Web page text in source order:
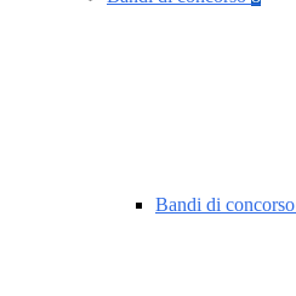
Bandi di concorso